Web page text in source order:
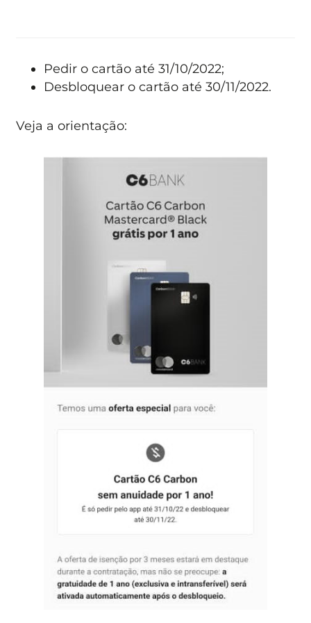
Pedir o cartão até 31/10/2022;
Desbloquear o cartão até 30/11/2022.
Veja a orientação: